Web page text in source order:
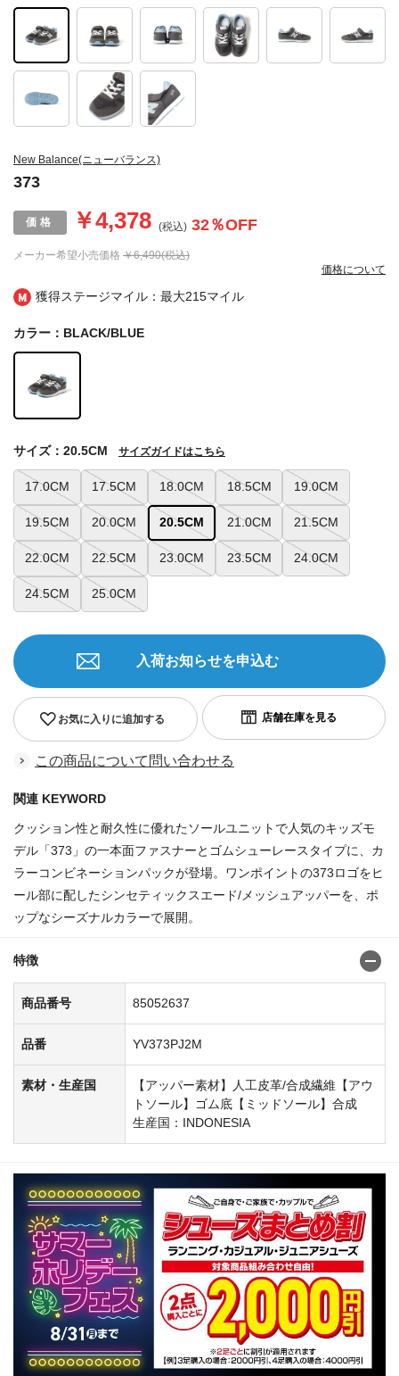
獲得ステージマイル：最大215マイル
New Balance(ニューバランス)
373
メーカー希望小売価格 ￥6,490(税込)
￥4,378 (税込) 32％OFF
価格について
カラー：BLACK/BLUE
17.0CM 17.5CM 18.0CM 18.5CM 19.0CM
19.5CM 20.0CM 20.5CM 21.0CM 21.5CM
22.0CM 22.5CM 23.0CM 23.5CM 24.0CM
24.5CM 25.0CM
サイズ：20.5CM サイズガイドはこちら
お気に入りに追加する
入荷お知らせを申込む
この商品について問い合わせる
関連 KEYWORD
クッション性と耐久性に優れたソールユニットで人気のキッズモ
デル「373」の一本面ファスナーとゴムシューレースタイプに、カ
ラーコンビネーションパックが登場。ワンポイントの373ロゴをヒ
ール部に配したシンセティックスエード/メッシュアッパーを、ポ
ップなシーズナルカラーで展開。
特徴
商品番号 85052637
品番 YV373PJ2M
素材・生産国
【アッパー素材】人工皮革/合成繊維【アウ
トソール】ゴム底【ミッドソール】合成
生産国：INDONESIA